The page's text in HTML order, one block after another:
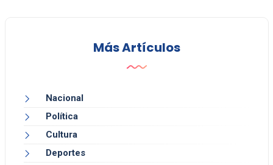
Más Artículos
Nacional
Política
Cultura
Deportes